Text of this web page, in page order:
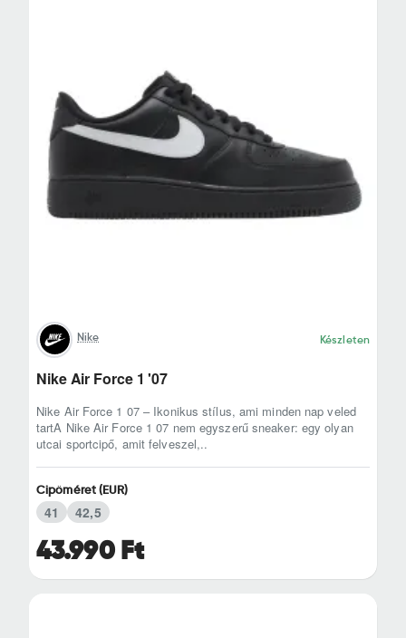
Nike Készleten
Nike Air Force 1 '07
Nike Air Force 1 07 – Ikonikus stílus, ami minden nap veled
tartA Nike Air Force 1 07 nem egyszerű sneaker: egy olyan
utcai sportcipő, amit felveszel,..
43.990 Ft
Cipőméret (EUR)
41 42,5